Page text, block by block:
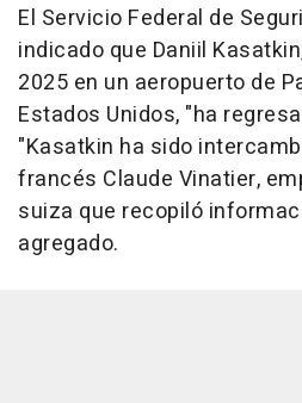
El Servicio Federal de
indicado que Daniil
2025 en un aeropuerto de
Estados Unidos, "ha
"Kasatkin ha sido
francés Claude Vinatier,
suiza que recopiló
agregado.